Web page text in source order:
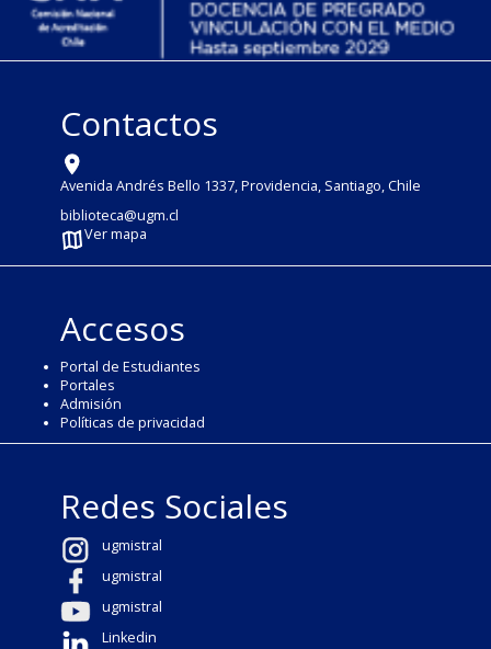
Contactos
Avenida Andrés Bello 1337, Providencia, Santiago, Chile
biblioteca@ugm.cl
Ver mapa
Accesos
Portal de Estudiantes
Portales
Admisión
Políticas de privacidad
Redes Sociales
ugmistral
ugmistral
ugmistral
Linkedin